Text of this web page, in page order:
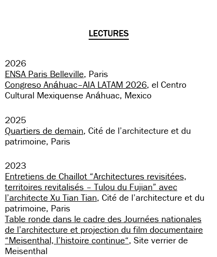
LECTURES
2026
ENSA Paris Belleville, Paris
Congreso Anáhuac–AIA LATAM 2026, el Centro
Cultural Mexiquense Anáhuac, Mexico
2025
Quartiers de demain, Cité de l’architecture et du
patrimoine, Paris
2023
Entretiens de Chaillot “Architectures revisitées,
territoires revitalisés – Tulou du Fujian” avec
l’architecte Xu Tian Tian, Cité de l’architecture et du
patrimoine, Paris
Table ronde dans le cadre des Journées nationales
de l’architecture et projection du film documentaire
“Meisenthal, l’histoire continue“, Site verrier de
Meisenthal